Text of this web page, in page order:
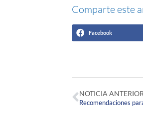
Comparte este
Facebook
NOTICIA ANTERIOR
Recomendaciones